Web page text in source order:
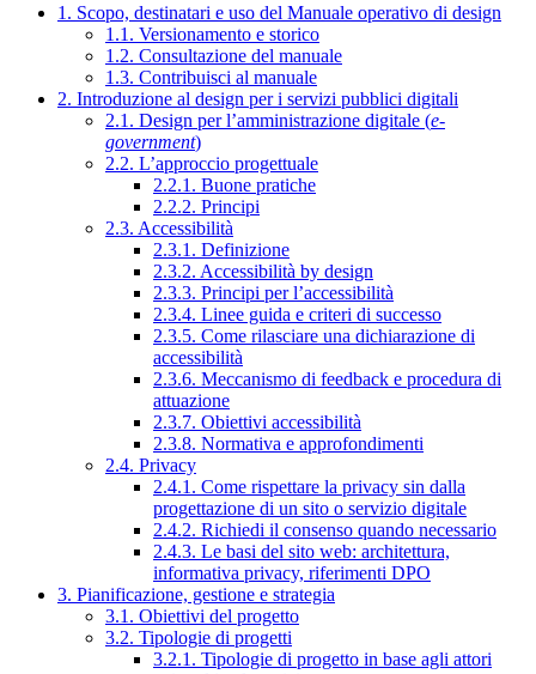
1. Scopo, destinatari e uso del Manuale operativo di design
1.1. Versionamento e storico
1.2. Consultazione del manuale
1.3. Contribuisci al manuale
2. Introduzione al design per i servizi pubblici digitali
2.1. Design per l’amministrazione digitale (e-
government)
2.2. L’approccio progettuale
2.2.1. Buone pratiche
2.2.2. Principi
2.3. Accessibilità
2.3.1. Definizione
2.3.2. Accessibilità by design
2.3.3. Principi per l’accessibilità
2.3.4. Linee guida e criteri di successo
2.3.5. Come rilasciare una dichiarazione di
accessibilità
2.3.6. Meccanismo di feedback e procedura di
attuazione
2.3.7. Obiettivi accessibilità
2.3.8. Normativa e approfondimenti
2.4. Privacy
2.4.1. Come rispettare la privacy sin dalla
progettazione di un sito o servizio digitale
2.4.2. Richiedi il consenso quando necessario
2.4.3. Le basi del sito web: architettura,
informativa privacy, riferimenti DPO
3. Pianificazione, gestione e strategia
3.1. Obiettivi del progetto
3.2. Tipologie di progetti
3.2.1. Tipologie di progetto in base agli attori